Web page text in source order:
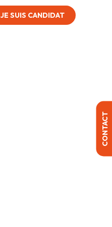
JE SUIS CANDIDAT
CONTACT